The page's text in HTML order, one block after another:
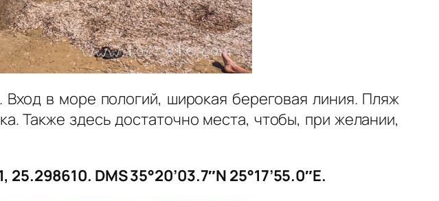
в море пологий, широкая береговая линия. Пляж
Также здесь достаточно места, чтобы, при желании,
DMS 35°20’03.7″N 25°17’55.0″E.